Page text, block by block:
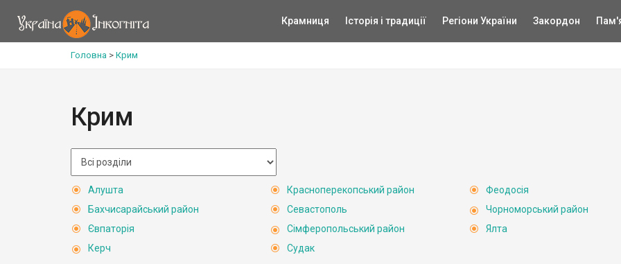
Крамниця Історія і традиції Регіони України Закордон
Головна > Крим
Крим
Алушта
Бахчисарайський район
Євпаторія
Керч
Красноперекопський район
Севастополь
Сімферопольський район
Судак
Феодосія
Чорноморський район
Ялта